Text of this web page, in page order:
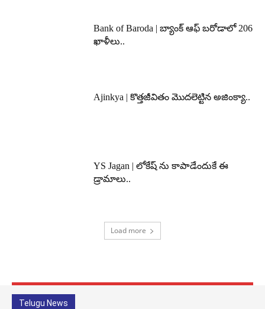
Bank of Baroda | బ్యాంక్‌ ఆఫ్‌ బరోడాలో 206
ఖాళీలు..
Ajinkya | కొత్తజీవితం మొదలెట్టిన అజింక్యా..
YS Jagan | లోకేష్ ను కాపాడేందుకే ఈ
డ్రామాలు..
Load more
Telugu News